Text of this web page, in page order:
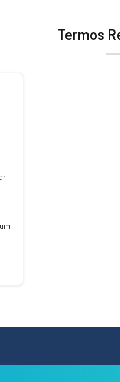
Termos